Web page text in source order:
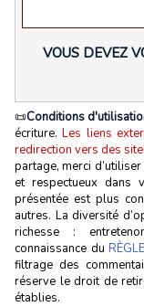
VOUS DEVEZ
📜Conditions
écriture.Les liens
redirection vers des
partage, merci
et respectueux dans
présentée est plus
autres. La diversité
richesse :
connaissance du
filtrage des
réserve le droit de
établies.